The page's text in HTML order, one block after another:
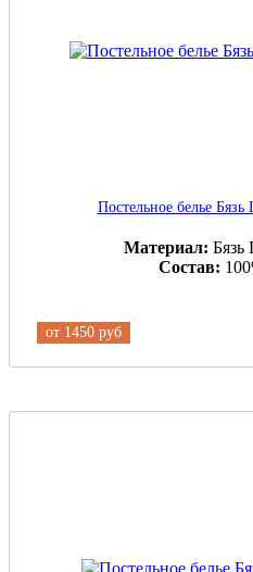
Постельное белье
Материал: Бязь
Состав:
от 1450 руб